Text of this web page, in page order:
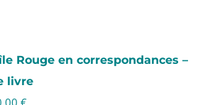
Rouge en correspondances –
livre